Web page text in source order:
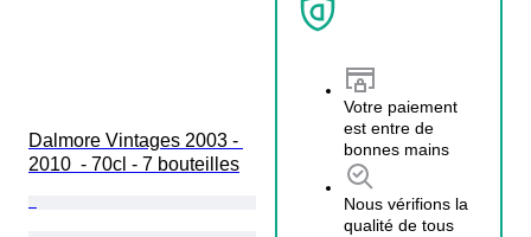
Votre paiement
est entre de
bonnes mains
Nous vérifions la
qualité de tous
Dalmore Vintages 2003 -
2010  - 70cl - 7 bouteilles